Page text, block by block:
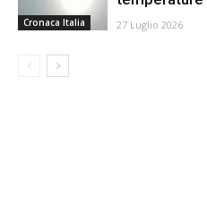
Cronaca Italia 27 Luglio 2026